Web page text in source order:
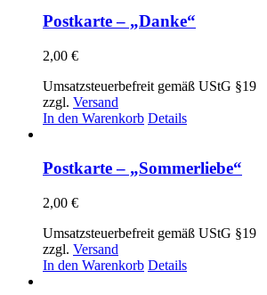
Postkarte – „Danke“
2,00 €
Umsatzsteuerbefreit gemäß UStG §19
zzgl. Versand
In den Warenkorb Details
Postkarte – „Sommerliebe“
2,00 €
Umsatzsteuerbefreit gemäß UStG §19
zzgl. Versand
In den Warenkorb Details